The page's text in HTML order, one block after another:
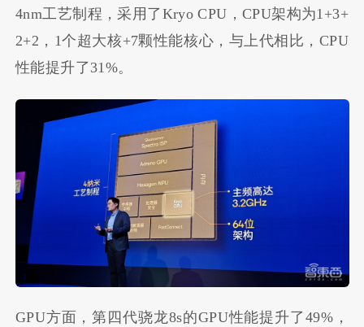
4nm工艺制程，采用了Kryo CPU，CPU架构为1+3+
2+2，1个超大核+7颗性能核心，与上代相比，CPU
性能提升了31%。
GPU方面，第四代骁龙8s的GPU性能提升了49%，